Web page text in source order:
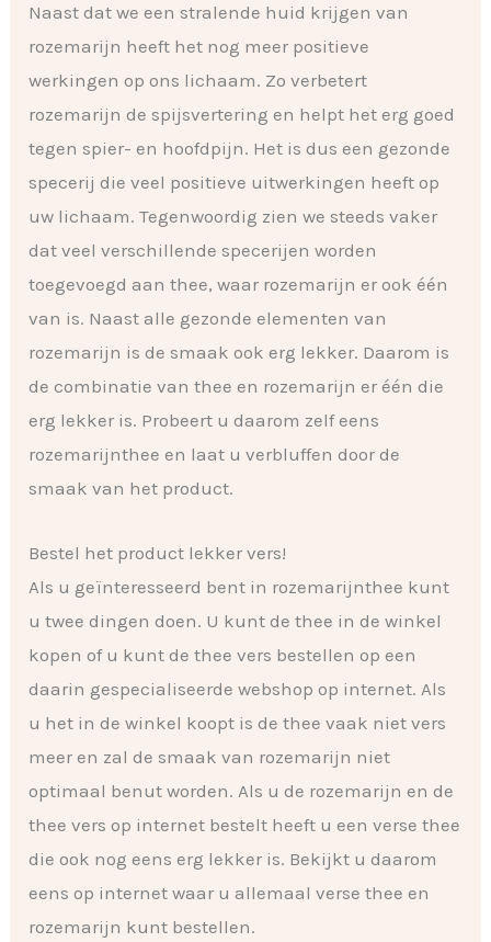
Naast dat we een stralende huid krijgen van
rozemarijn heeft het nog meer positieve
werkingen op ons lichaam. Zo verbetert
rozemarijn de spijsvertering en helpt het erg goed
tegen spier- en hoofdpijn. Het is dus een gezonde
specerij die veel positieve uitwerkingen heeft op
uw lichaam. Tegenwoordig zien we steeds vaker
dat veel verschillende specerijen worden
toegevoegd aan thee, waar rozemarijn er ook één
van is. Naast alle gezonde elementen van
rozemarijn is de smaak ook erg lekker. Daarom is
de combinatie van thee en rozemarijn er één die
erg lekker is. Probeert u daarom zelf eens
rozemarijnthee en laat u verbluffen door de
smaak van het product.
Bestel het product lekker vers!
Als u geïnteresseerd bent in rozemarijnthee kunt
u twee dingen doen. U kunt de thee in de winkel
kopen of u kunt de thee vers bestellen op een
daarin gespecialiseerde webshop op internet. Als
u het in de winkel koopt is de thee vaak niet vers
meer en zal de smaak van rozemarijn niet
optimaal benut worden. Als u de rozemarijn en de
thee vers op internet bestelt heeft u een verse thee
die ook nog eens erg lekker is. Bekijkt u daarom
eens op internet waar u allemaal verse thee en
rozemarijn kunt bestellen.